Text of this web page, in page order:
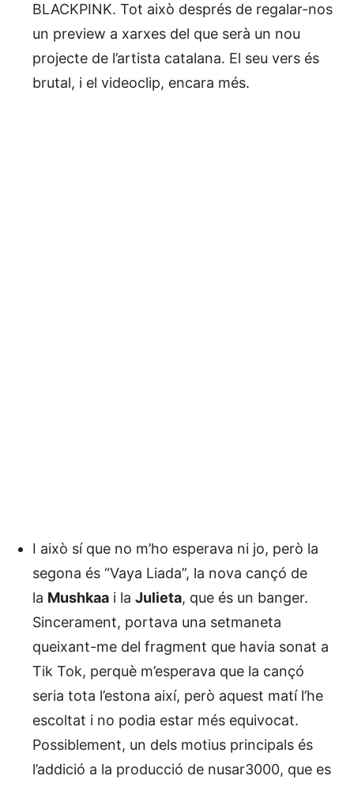
BLACKPINK. Tot això després de regalar-nos
un preview a xarxes del que serà un nou
projecte de l’artista catalana. El seu vers és
brutal, i el videoclip, encara més.
I això sí que no m’ho esperava ni jo, però la
segona és “Vaya Liada”, la nova cançó de
la Mushkaa i la Julieta, que és un banger.
Sincerament, portava una setmaneta
queixant-me del fragment que havia sonat a
Tik Tok, perquè m’esperava que la cançó
seria tota l’estona així, però aquest matí l’he
escoltat i no podia estar més equivocat.
Possiblement, un dels motius principals és
l’addició a la producció de nusar3000, que es